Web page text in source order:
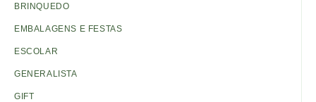
BRINQUEDO
EMBALAGENS E FESTAS
ESCOLAR
GENERALISTA
GIFT